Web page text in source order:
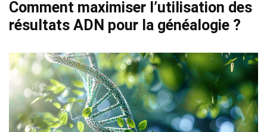
Comment maximiser l’utilisation des
résultats ADN pour la généalogie ?